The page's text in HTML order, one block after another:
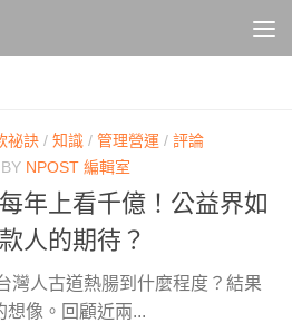
祕訣 / 知識 / 管理營運 / 評論
BY NPOST 編輯室
年上看千億！公益界如
人的期待？
灣人古道熱腸到什麼程度？結果
想像。回顧近兩...